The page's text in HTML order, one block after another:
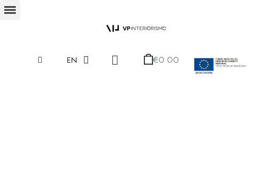
EN €0.00